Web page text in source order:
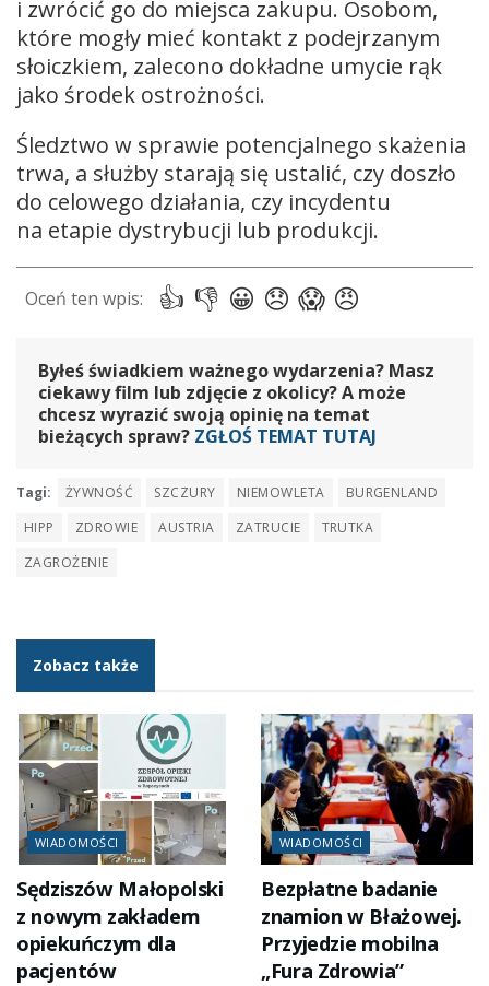
i zwrócić go do miejsca zakupu. Osobom,
które mogły mieć kontakt z podejrzanym
słoiczkiem, zalecono dokładne umycie rąk
jako środek ostrożności.
Śledztwo w sprawie potencjalnego skażenia
trwa, a służby starają się ustalić, czy doszło
do celowego działania, czy incydentu
na etapie dystrybucji lub produkcji.
Byłeś świadkiem ważnego wydarzenia? Masz
ciekawy film lub zdjęcie z okolicy? A może
chcesz wyrazić swoją opinię na temat
bieżących spraw? ZGŁOŚ TEMAT TUTAJ
Tagi: ŻYWNOŚĆ SZCZURY NIEMOWLETA
BURGENLAND
HIPP
ZDROWIE AUSTRIA ZATRUCIE
TRUTKA
ZAGROŻENIE
Zobacz także
WIADOMOŚCI
Sędziszów Małopolski
z nowym zakładem
opiekuńczym dla
pacjentów
WIADOMOŚCI
Bezpłatne badanie
znamion w Błażowej.
Przyjedzie mobilna
„Fura Zdrowia”